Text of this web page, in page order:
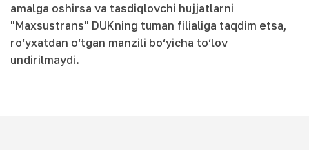
amalga oshirsa va tasdiqlovchi hujjatlarni
"Maxsustrans" DUKning tuman filialiga taqdim etsa,
ro‘yxatdan o‘tgan manzili bo‘yicha to‘lov
undirilmaydi.